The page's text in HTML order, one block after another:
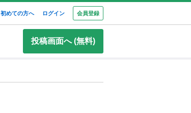
初めての方へ ログイン 会員登録
投稿画面へ (無料)